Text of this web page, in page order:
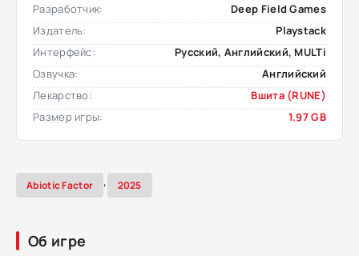
Разработчик:
Deep Field Games
Издатель:
Playstack
Интерфейс:
Русский, Английский, MULTi
Озвучка:
Английский
Лекарство:
Вшита (RUNE)
Размер игры:
1.97 GB
Abiotic Factor , 2025
Об игре